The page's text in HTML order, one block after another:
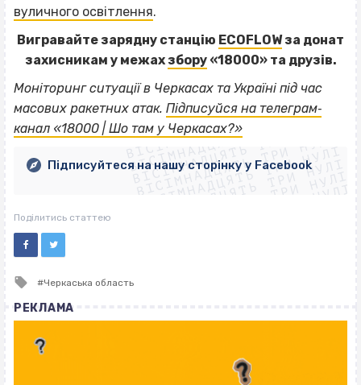
вуличного освітлення.
Вигравайте зарядну станцію ECOFLOWза донат
захисникам у межах збору«18000» та друзів.
Моніторинг ситуації в Черкасах та Україні під час
масових ракетних атак. Підписуйся на телеграм‐
канал «18000 | Шо там у Черкасах?»
ВІСІМНАДЦЯТЬ ТРИ НУЛІ
ВІСІМНАДЦЯТЬ ТРИ НУЛІ
ВІСІМНАДЦЯТЬ ТРИ НУЛІ
ВІСІМНАДЦЯТЬ ТРИ НУЛІ
ВІСІМНАДЦЯТЬ ТРИ НУЛІ
ВІСІМНАДЦЯТЬ ТРИ НУЛІ
ВІСІМНАДЦЯТЬ ТРИ НУЛІ
ВІСІМНАДЦЯТЬ ТРИ НУЛІ
Підписуйтеся на нашу сторінку у Facebook
Поділитись статтею
Tagged
Черкаська область
РЕКЛАМА